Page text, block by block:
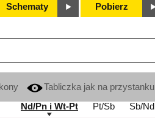
Schematy Pobierz
Tabliczka jak na przystanku
Nd/Pn i Wt-Pt
Pt/Sb
Sb/Nd